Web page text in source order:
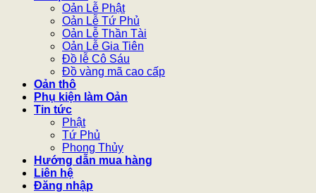
Oản Lễ Phật
Oản Lễ Tứ Phủ
Oản Lễ Thần Tài
Oản Lễ Gia Tiên
Đồ lễ Cô Sáu
Đồ vàng mã cao cấp
Oản thô
Phụ kiện làm Oản
Tin tức
Phật
Tứ Phủ
Phong Thủy
Hướng dẫn mua hàng
Liên hệ
Đăng nhập